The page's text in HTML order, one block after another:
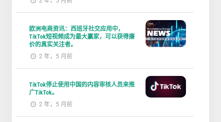
欧洲电商资讯：西班牙社交应用中，
TikTok短视频成为最大赢家，可以获得廉
价的真实关注者。
2 年，5 月前
TikTok停止使用中国的内容审核人员来推
广TikTok。
2 年，5 月前